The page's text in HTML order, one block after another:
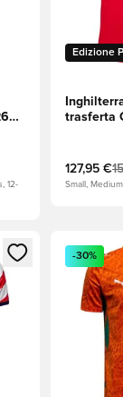
12-
Edizione
trasferta
127,95 €
Small,
per accedere
Apre
-30%